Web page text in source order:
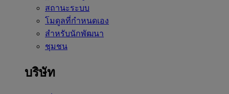
สถานะระบบ
โมดูลที่กำหนดเอง
สำหรับนักพัฒนา
ชุมชน
บริษัท